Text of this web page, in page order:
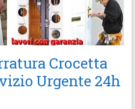
Crocetta
Urgente 24h